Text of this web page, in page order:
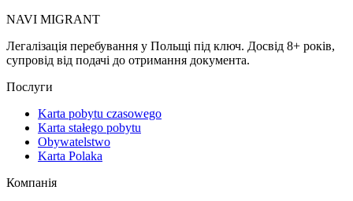
NAVI MIGRANT
Легалізація перебування у Польщі під ключ. Досвід 8+ років,
супровід від подачі до отримання документа.
Послуги
Karta pobytu czasowego
Karta stałego pobytu
Obywatelstwo
Karta Polaka
Компанія